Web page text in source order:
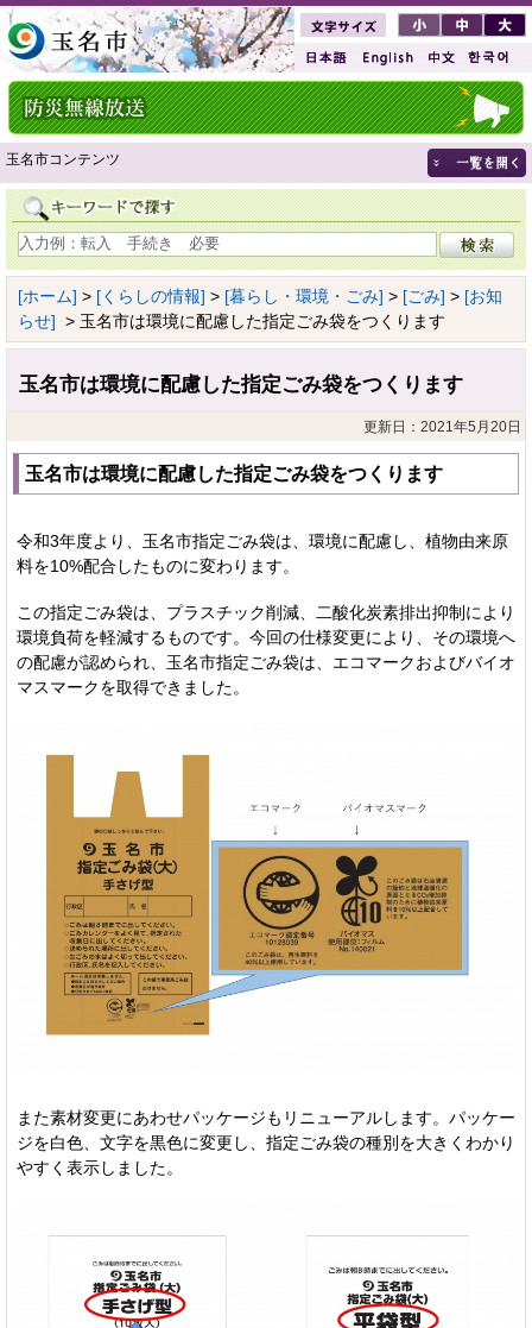
玉名市コンテンツ
[ホーム] > [くらしの情報] > [暮らし・環境・ごみ] > [ごみ] > [お知
らせ] > 玉名市は環境に配慮した指定ごみ袋をつくります
玉名市は環境に配慮した指定ごみ袋をつくります
更新日：2021年5月20日
玉名市は環境に配慮した指定ごみ袋をつくります
令和3年度より、玉名市指定ごみ袋は、環境に配慮し、植物由来原
料を10%配合したものに変わります。
この指定ごみ袋は、プラスチック削減、二酸化炭素排出抑制により
環境負荷を軽減するものです。今回の仕様変更により、その環境へ
の配慮が認められ、玉名市指定ごみ袋は、エコマークおよびバイオ
マスマークを取得できました。
また素材変更にあわせパッケージもリニューアルします。パッケー
ジを白色、文字を黒色に変更し、指定ごみ袋の種別を大きくわかり
やすく表示しました。